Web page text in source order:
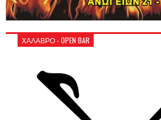
ΧΑΛΑΒΡΟ - OPEN BAR